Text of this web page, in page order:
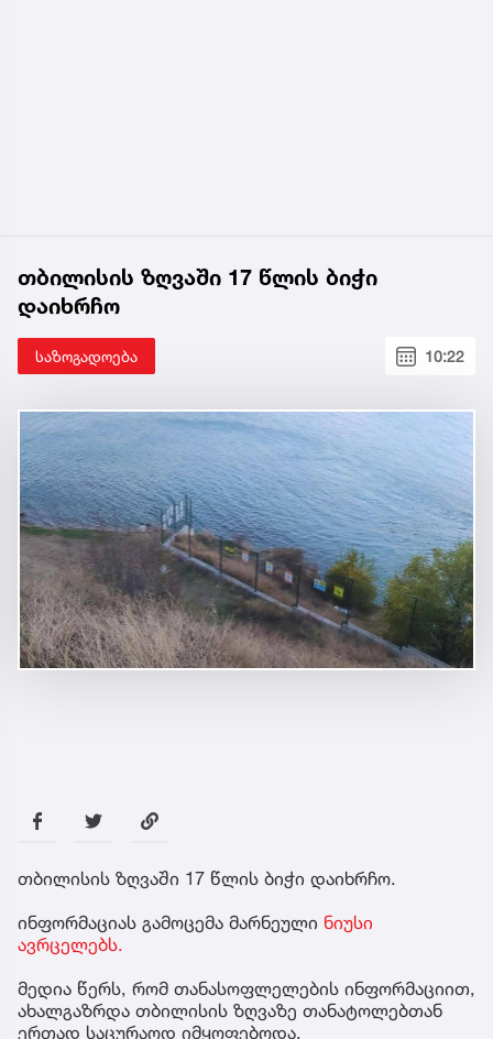
თბილისის ზღვაში 17 წლის ბიჭი
დაიხრჩო
საზოგადოება 10:22
თბილისის ზღვაში 17 წლის ბიჭი დაიხრჩო.
ინფორმაციას გამოცემა მარნეული ნიუსი
ავრცელებს.
მედია წერს, რომ თანასოფლელების ინფორმაციით,
ახალგაზრდა თბილისის ზღვაზე თანატოლებთან
ერთად საცურაოდ იმყოფებოდა.